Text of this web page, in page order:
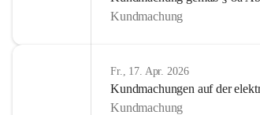
Kundmachung
Fr., 17. Apr. 2026
Kundmachungen auf der
Kundmachung